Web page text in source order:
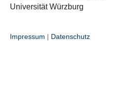
Universität Würzburg
Impressum | Datenschutz